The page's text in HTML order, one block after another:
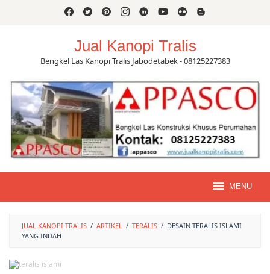
Jual Kanopi Tralis
Bengkel Las Kanopi Tralis Jabodetabek - 08125227383
MENU
JUAL KANOPI TRALIS / ARTIKEL / TERALIS / DESAIN TERALIS ISLAMI
YANG INDAH